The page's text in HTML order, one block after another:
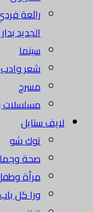
رائعة
الجديد
سينما
شعر وادب
مسرح
مسلسلات
لايف ستايل
توك شو
صحة
مرأة
ورا كل باب